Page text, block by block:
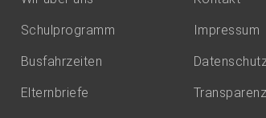
Schulprogramm
Busfahrzeiten
Elternbriefe
Impressum